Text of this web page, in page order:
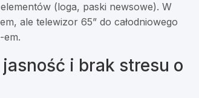
(loga, paski newsowe). W
ale telewizor 65” do całodniowego
em.
i brak stresu o